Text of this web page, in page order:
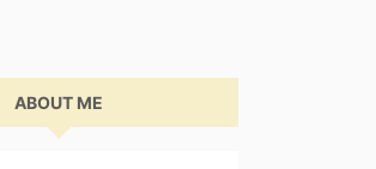
ABOUT ME